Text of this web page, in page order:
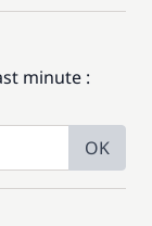
minute :
OK